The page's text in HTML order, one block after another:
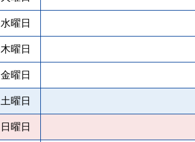
水曜日
木曜日
金曜日
土曜日
日曜日